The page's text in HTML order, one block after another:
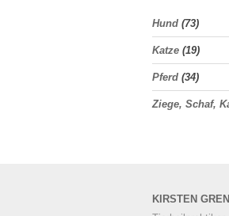
Hund (73)
Katze (19)
Pferd (34)
Ziege, Schaf,
KIRSTEN